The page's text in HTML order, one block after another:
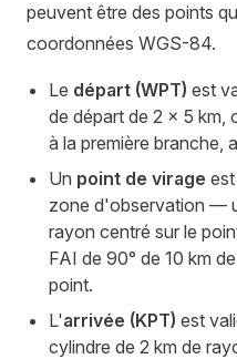
peuvent être des points
coordonnées WGS-84.
Le départ (WPT) est
de départ de 2 × 5 km,
à la première branche,
Un point de virage
zone d'observation —
rayon centré sur le
FAI de 90° de 10 km
point.
L'arrivée (KPT) est
cylindre de 2 km de